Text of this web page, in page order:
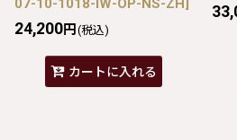
07-10-1018-IW-OP-NS-ZH]
24,200円 (税込)
カートに入れる